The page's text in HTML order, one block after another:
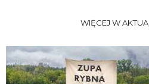
WIĘCEJ W